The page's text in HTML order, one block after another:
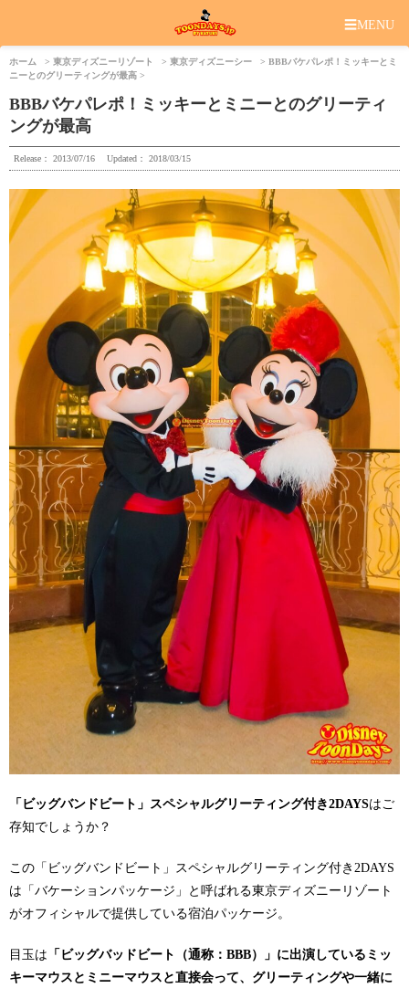
☰MENU
ホーム 東京ディズニーリゾート 東京ディズニーシー
BBBバケパレポ！ミッキーとミ
ニーとのグリーティングが最高
BBBバケパレポ！ミッキーとミニーとのグリーティ
ングが最高
Release： 2013/07/16 Updated： 2018/03/15
「ビッグバンドビート」スペシャルグリーティング付き2DAYSはご
存知でしょうか？
この「ビッグバンドビート」スペシャルグリーティング付き2DAYS
は「バケーションパッケージ」と呼ばれる東京ディズニーリゾート
がオフィシャルで提供している宿泊パッケージ。
目玉は 「ビッグバッドビート（通称：BBB）」に出演しているミッ
キーマウスとミニーマウスと直接会って、グリーティングや一緒に